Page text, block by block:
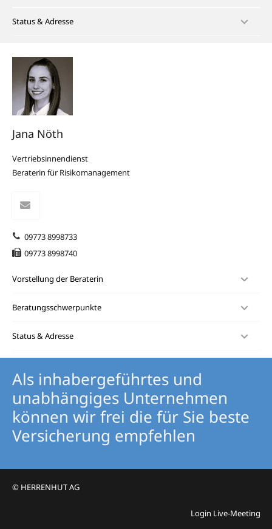
Status & Adresse
Jana Nöth
Vertriebsinnendienst
Beraterin für Risikomanagement
09773 8998733
09773 8998740
Vorstellung der Beraterin
Beratungsschwerpunkte
Status & Adresse
Als inhabergeführtes und
unabhängiges Unternehmen
können wir frei die für Sie beste
Versicherung empfehlen
© HERRENHUT AG
Login Live-Meeting